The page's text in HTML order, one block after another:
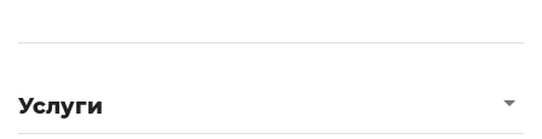
Услуги